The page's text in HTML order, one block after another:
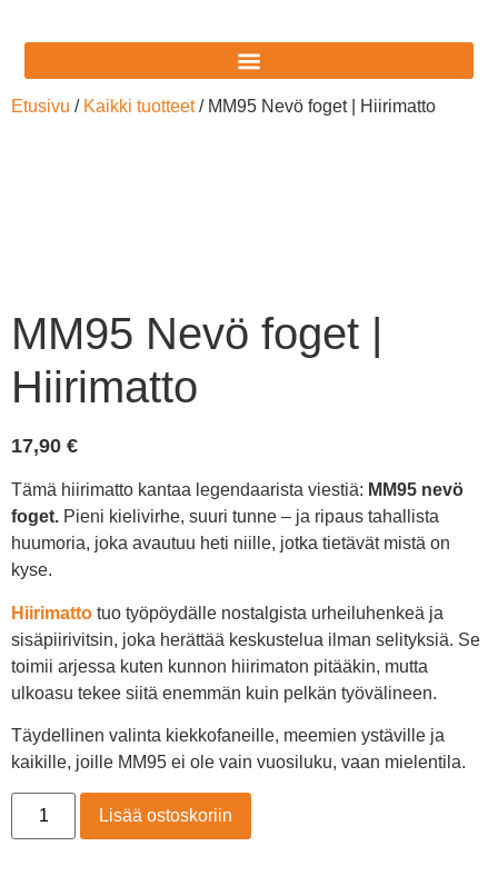
Etusivu / Kaikki tuotteet/ MM95 Nevö foget | Hiirimatto
MM95 Nevö foget |
Hiirimatto
17,90 €
Tämä hiirimatto kantaa legendaarista viestiä: MM95 nevö
foget. Pieni kielivirhe, suuri tunne – ja ripaus tahallista
huumoria, joka avautuu heti niille, jotka tietävät mistä on
kyse.
Hiirimatto tuo työpöydälle nostalgista urheiluhenkeä ja
sisäpiirivitsin, joka herättää keskustelua ilman selityksiä. Se
toimii arjessa kuten kunnon hiirimaton pitääkin, mutta
ulkoasu tekee siitä enemmän kuin pelkän työvälineen.
Täydellinen valinta kiekkofaneille, meemien ystäville ja
kaikille, joille MM95 ei ole vain vuosiluku, vaan mielentila.
Lisää ostoskoriin